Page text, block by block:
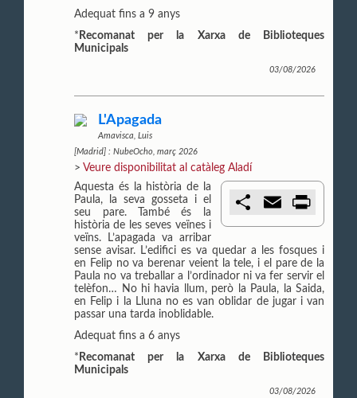
Adequat fins a 9 anys
* Recomanat per la Xarxa de Biblioteques
Municipals
03/08/2026
L'Apagada
Amavisca, Luis
[Madrid] : NubeOcho, març 2026
> Veure disponibilitat al catàleg Aladí
r
t
i
r
m
l
t
Aquesta és la història de la
Paula, la seva gosseta i el
seu pare. També és la
història de les seves veïnes i
veïns. L’apagada va arribar
sense avisar. L’edifici es va quedar a les fosques i
en Felip no va berenar veient la tele, i el pare de la
Paula no va treballar a l’ordinador ni va fer servir el
telèfon… No hi havia llum, però la Paula, la Saida,
en Felip i la Lluna no es van oblidar de jugar i van
passar una tarda inoblidable.
Adequat fins a 6 anys
* Recomanat per la Xarxa de Biblioteques
Municipals
03/08/2026